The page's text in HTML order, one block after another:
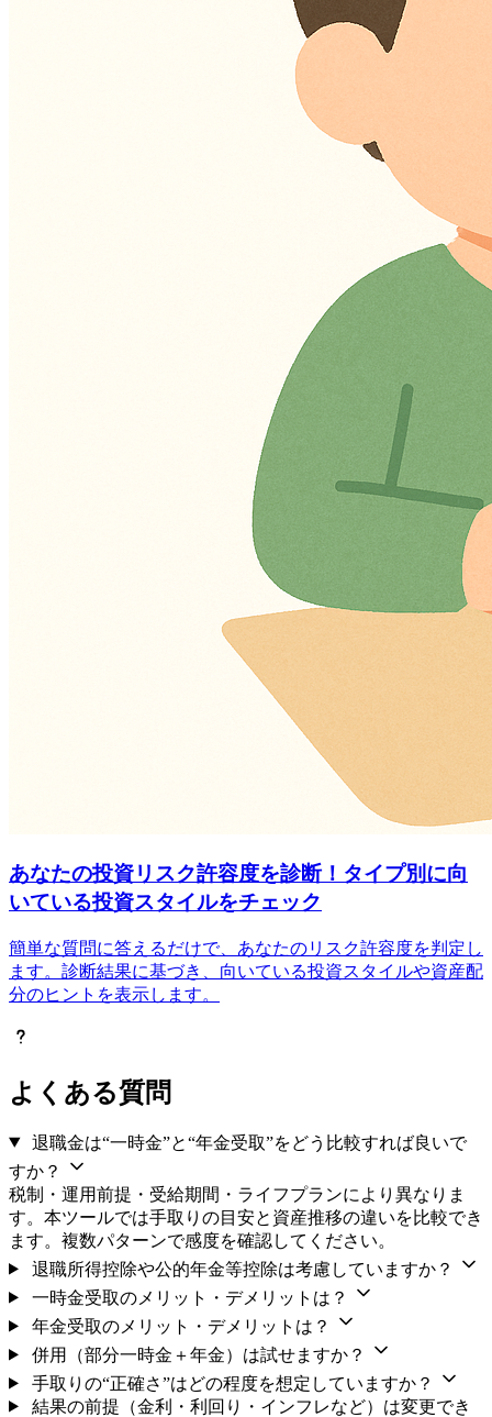
あなたの投資リスク許容度を診断！タイプ別に向
いている投資スタイルをチェック
簡単な質問に答えるだけで、あなたのリスク許容度を判定し
ます。診断結果に基づき、向いている投資スタイルや資産配
分のヒントを表示します。
よくある質問
退職金は“一時金”と“年金受取”をどう比較すれば良いで
すか？
税制・運用前提・受給期間・ライフプランにより異なりま
す。本ツールでは手取りの目安と資産推移の違いを比較でき
ます。複数パターンで感度を確認してください。
退職所得控除や公的年金等控除は考慮していますか？
一時金受取のメリット・デメリットは？
年金受取のメリット・デメリットは？
併用（部分一時金＋年金）は試せますか？
手取りの“正確さ”はどの程度を想定していますか？
結果の前提（金利・利回り・インフレなど）は変更でき